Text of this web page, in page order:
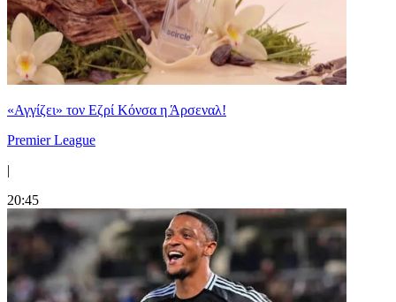
«Αγγίζει» τον Εζρί Κόνσα η Άρσεναλ!
Premier League
|
20:45